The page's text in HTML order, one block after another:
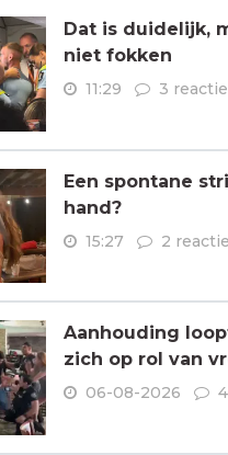
Dat is duidelijk,
niet fokken
11:29 3
Een spontane
hand?
15:27 2
Aanhouding
zich op rol van
06-08-2026